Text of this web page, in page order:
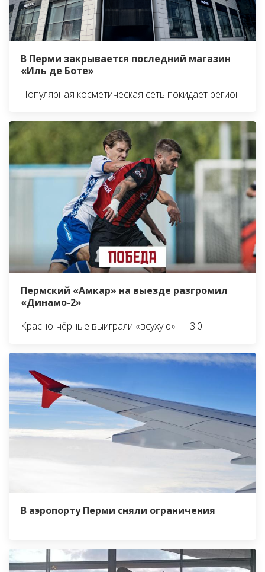
В Перми закрывается последний магазин
«Иль де Боте»
Популярная косметическая сеть покидает регион
Пермский «Амкар» на выезде разгромил
«Динамо-2»
Красно-чёрные выиграли «всухую» — 3:0
В аэропорту Перми сняли ограничения